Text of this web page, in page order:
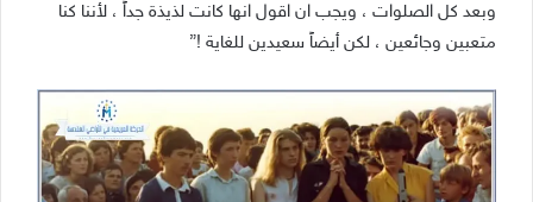
وبعد كل الصلوات ، ويجب ان اقول انها كانت لذيذة جداً ، لأننا كنا
متعبين وجائعين ، لكن أيضاً سعيدين للغاية !”